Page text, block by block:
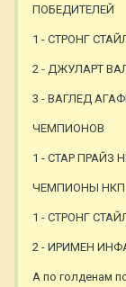
ПОБЕДИТЕЛЕЙ
1 - СТРОНГ
2 - ДЖУЛАРТ
3 - ВАГЛЕД
ЧЕМПИОНОВ
1 - СТАР ПРАЙЗ
ЧЕМПИОНЫ НКП
1 - СТРОНГ
2 - ИРИМЕН
А по голденам